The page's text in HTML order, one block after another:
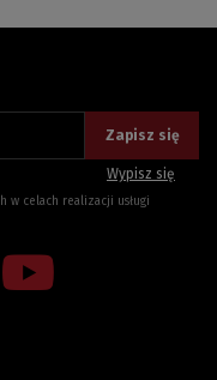
Zapisz się
Wypisz się
w celach realizacji usługi